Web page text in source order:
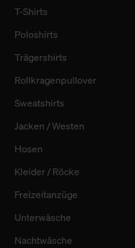
T-Shirts
Poloshirts
Trägershirts
Rollkragenpullover
Sweatshirts
Jacken / Westen
Hosen
Kleider / Röcke
Freizeitanzüge
Unterwäsche
Nachtwäsche